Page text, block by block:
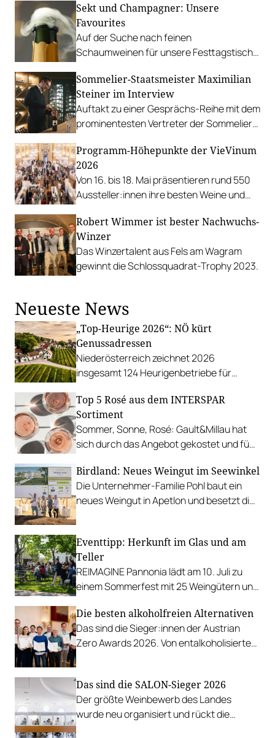
Sekt und Champagner: Unsere
Favourites
Auf der Suche nach feinen
Schaumweinen für unsere Festtagstische
und echtes Winzerhandwerk gefunden.
Sommelier-Staatsmeister Maximilian
Steiner im Interview
Auftakt zu einer Gesprächs-Reihe mit dem
prominentesten Vertreter der Sommelier
Programm-Höhepunkte der VieVinum
2026
Von 16. bis 18. Mai präsentieren rund 550
Aussteller:innen ihre besten Weine und
Robert Wimmer ist bester Nachwuchs-
Winzer
Das Winzertalent aus Fels am Wagram
gewinnt die Schlossquadrat-Trophy 2023.
Neueste News
„Top-Heurige 2026“: NÖ kürt
Genussadressen
Niederösterreich zeichnet 2026
insgesamt 124 Heurigenbetriebe für
Top 5 Rosé aus dem INTERSPAR
Sortiment
Sommer, Sonne, Rosé: Gault&Millau hat
sich durch das Angebot gekostet und fünf
Birdland: Neues Weingut im Seewinkel
Die Unternehmer-Familie Pohl baut ein
neues Weingut in Apetlon und besetzt die
Eventtipp: Herkunft im Glas und am
Teller
REIMAGINE Pannonia lädt am 10. Juli zu
einem Sommerfest mit 25 Weingütern und
Esterhazy.
Die besten alkoholfreien Alternativen
Das sind die Sieger:innen der Austrian
Zero Awards 2026. Von entalkoholisierten
Das sind die SALON-Sieger 2026
Der größte Weinbewerb des Landes
wurde neu organisiert und rückt die